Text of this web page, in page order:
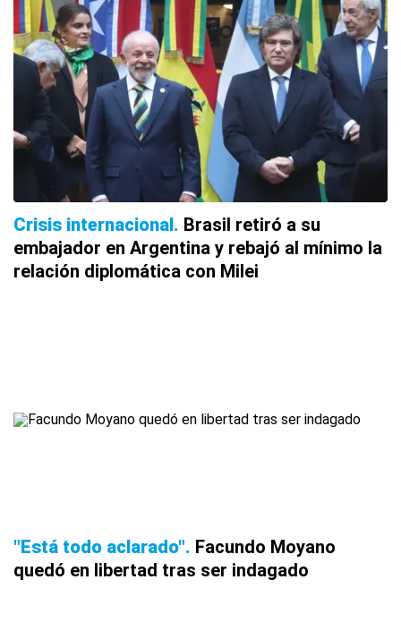
Crisis internacional Brasil retiró a su
embajador en Argentina y rebajó al mínimo la
relación diplomática con Milei
"Está todo aclarado" Facundo Moyano
quedó en libertad tras ser indagado